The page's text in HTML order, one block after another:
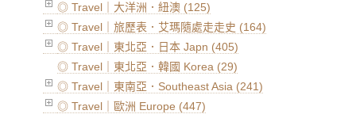
◎ Travel｜大洋洲．紐澳 (125)
◎ Travel｜旅歷表．艾瑪隨處走走史 (164)
◎ Travel｜東北亞．日本 Japn (405)
◎ Travel｜東北亞．韓國 Korea (29)
◎ Travel｜東南亞．Southeast Asia (241)
◎ Travel｜歐洲 Europe (447)